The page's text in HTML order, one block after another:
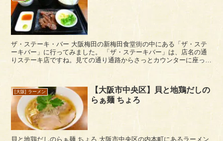
ザ・ステーキ・バー 大阪梅田の新梅田食堂街の中にある「ザ・ステ
ーキバー」に行ってみました。 「ザ・ステーキバー」は、店名の通
りステーキ店ですね。見ての通り通路からさっとカウンターに座って
[大阪] ラーメン
【大阪市中央区】貝と地鶏だしの
らぁ麺 ちょろ
貝と地鶏だしのらぁ麺 ちょろ 大阪市中央区の内本町にあるラーメン